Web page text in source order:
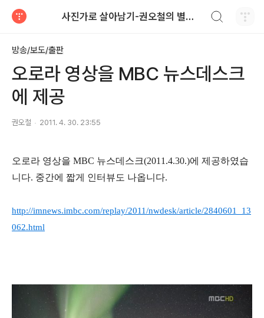
사진가로 살아남기-권오철의 별과 사진
방송/보도/출판
오로라 영상을 MBC 뉴스데스크
에 제공
권오철 2011. 4. 30. 23:55
오로라 영상을 MBC 뉴스데스크(2011.4.30.)에 제공하였습
니다. 중간에 짧게 인터뷰도 나옵니다.
http://imnews.imbc.com/replay/2011/nwdesk/article/2840601_13
062.html